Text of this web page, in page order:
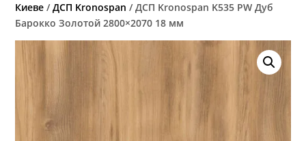
Киеве /ДСП Kronospan / ДСП Kronospan K535 PW Дуб
Барокко Золотой 2800×2070 18 мм